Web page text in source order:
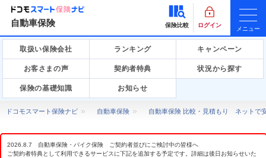
自動車保険 保険比較 ログイン
メニュー
取扱い保険会社 ランキング キャンペーン
お客さまの声 契約者特典 状況から探す
保険の基礎知識 お知らせ
ドコモスマート保険ナビ 自動車保険 自動車保険 比較・見積もり ネットで
2026.8.7 自動車保険・バイク保険 ご契約者並びにご検討中の皆様へ
ご契約者特典として利用できるサービスに下記を追加する予定です。詳細は後日お知らせいた